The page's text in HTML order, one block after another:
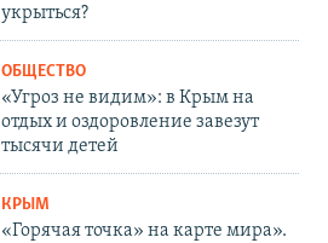
укрыться?
ОБЩЕСТВО
«Угроз не видим»: в Крым на
отдых и оздоровление завезут
тысячи детей
КРЫМ
«Горячая точка» на карте мира».